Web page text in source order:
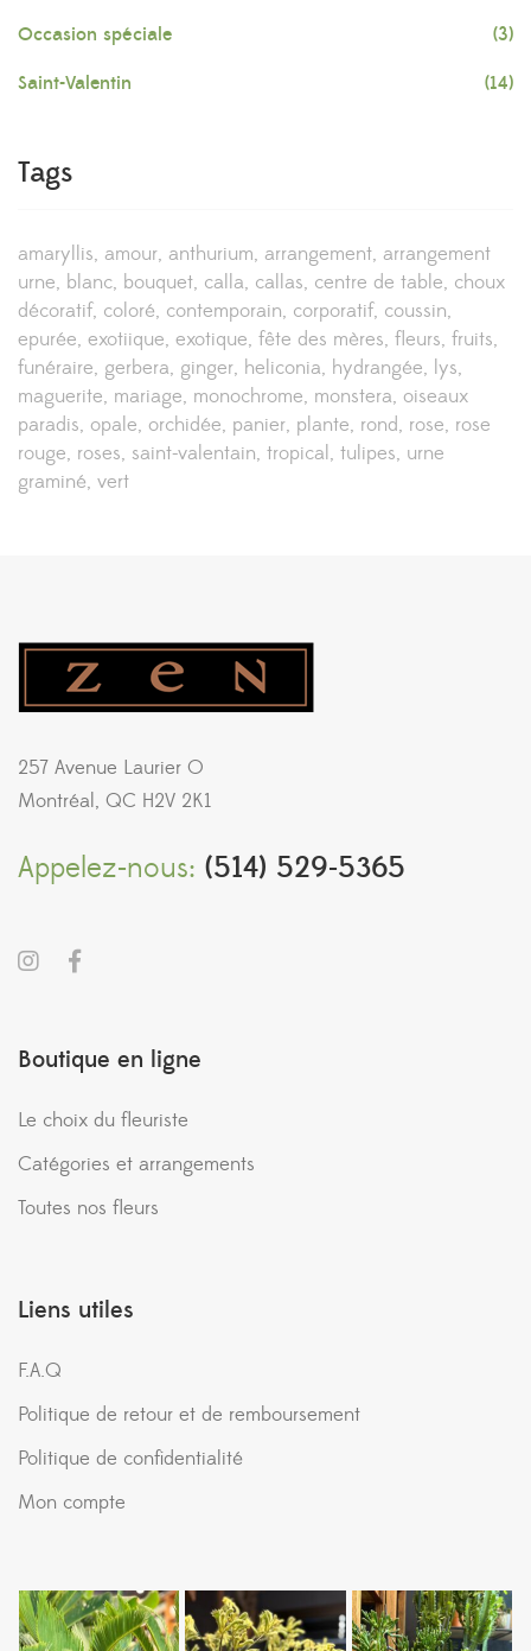
Occasion spéciale (3)
Saint-Valentin (14)
Tags
amaryllis amour anthurium arrangement arrangement
urne blanc bouquet calla callas centre de table choux
décoratif coloré contemporain corporatif coussin
epurée exotiique exotique fête des mères fleurs fruits
funéraire gerbera ginger heliconia hydrangée lys
maguerite mariage monochrome monstera oiseaux
paradis opale orchidée panier plante rond rose rose
rouge roses saint-valentain tropical tulipes urne
graminé vert
257 Avenue Laurier O
Montréal, QC H2V 2K1
Appelez-nous: (514) 529-5365
Boutique en ligne
Le choix du fleuriste
Catégories et arrangements
Toutes nos fleurs
Liens utiles
F.A.Q
Politique de retour et de remboursement
Politique de confidentialité
Mon compte